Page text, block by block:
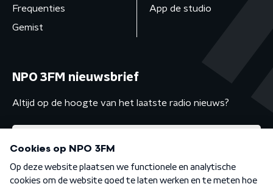
Frequenties
Gemist
App de studio
NPO 3FM nieuwsbrief
Altijd op de hoogte van het laatste radio nieuws?